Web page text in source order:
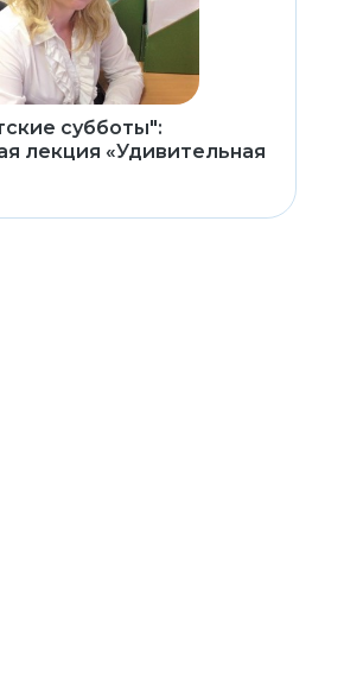
субботы":
лекция «Удивительная